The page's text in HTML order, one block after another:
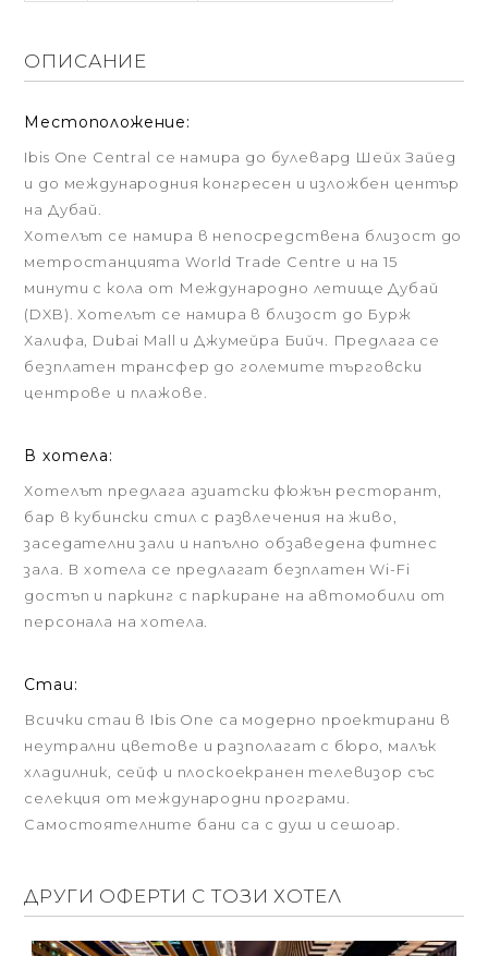
ОПИСАНИЕ
Местоположение:
Ibis One Central се намира до булевард Шейх Зайед
и до международния конгресен и изложбен център
на Дубай.
Хотелът се намира в непосредствена близост до
метростанцията World Trade Centre и на 15
минути с кола от Международно летище Дубай
(DXB). Хотелът се намира в близост до Бурж
Халифа, Dubai Mall и Джумейра Бийч. Предлага се
безплатен трансфер до големите търговски
центрове и плажове.
В хотела:
Хотелът предлага азиатски фюжън ресторант,
бар в кубински стил с развлечения на живо,
заседателни зали и напълно обзаведена фитнес
зала. В хотела се предлагат безплатен Wi-Fi
достъп и паркинг с паркиране на автомобили от
персонала на хотела.
Стаи:
Всички стаи в Ibis One са модерно проектирани в
неутрални цветове и разполагат с бюро, малък
хладилник, сейф и плоскоекранен телевизор със
селекция от международни програми.
Самостоятелните бани са с душ и сешоар.
ДРУГИ ОФЕРТИ С ТОЗИ ХОТЕЛ